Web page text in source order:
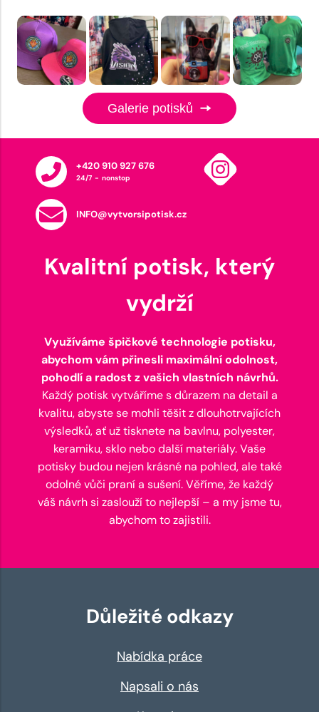
Galerie potisků
+420 910 927 676
24/7 - nonstop
INFO@vytvorsipotisk.cz
Kvalitní potisk, který
vydrží
Využíváme špičkové technologie potisku,
abychom vám přinesli maximální odolnost,
pohodlí a radost z vašich vlastních návrhů.
Každý potisk vytváříme s důrazem na detail a
kvalitu, abyste se mohli těšit z dlouhotrvajících
výsledků, ať už tisknete na bavlnu, polyester,
keramiku, sklo nebo další materiály. Vaše
potisky budou nejen krásné na pohled, ale také
odolné vůči praní a sušení. Věříme, že každý
váš návrh si zaslouží to nejlepší – a my jsme tu,
abychom to zajistili.
Důležité odkazy
Nabídka práce
Napsali o nás